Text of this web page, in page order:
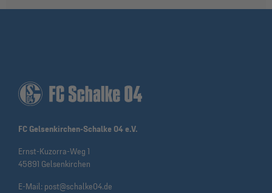
FC Gelsenkirchen-Schalke 04 e.V.
Ernst-Kuzorra-Weg 1
45891 Gelsenkirchen
E-Mail: post@schalke04.de